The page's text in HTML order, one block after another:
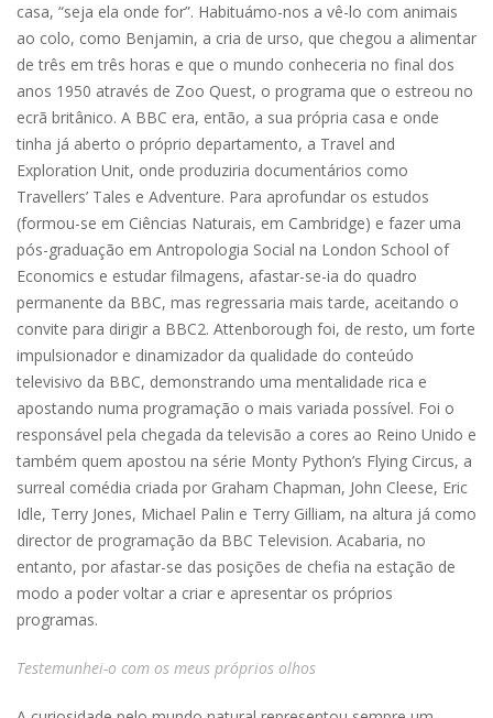
casa, “seja ela onde for”. Habituámo-nos a vê-lo com animais
ao colo, como Benjamin, a cria de urso, que chegou a alimentar
de três em três horas e que o mundo conheceria no final dos
anos 1950 através de Zoo Quest, o programa que o estreou no
ecrã britânico. A BBC era, então, a sua própria casa e onde
tinha já aberto o próprio departamento, a Travel and
Exploration Unit, onde produziria documentários como
Travellers’ Tales e Adventure. Para aprofundar os estudos
(formou-se em Ciências Naturais, em Cambridge) e fazer uma
pós-graduação em Antropologia Social na London School of
Economics e estudar filmagens, afastar-se-ia do quadro
permanente da BBC, mas regressaria mais tarde, aceitando o
convite para dirigir a BBC2. Attenborough foi, de resto, um forte
impulsionador e dinamizador da qualidade do conteúdo
televisivo da BBC, demonstrando uma mentalidade rica e
apostando numa programação o mais variada possível. Foi o
responsável pela chegada da televisão a cores ao Reino Unido e
também quem apostou na série Monty Python’s Flying Circus, a
surreal comédia criada por Graham Chapman, John Cleese, Eric
Idle, Terry Jones, Michael Palin e Terry Gilliam, na altura já como
director de programação da BBC Television. Acabaria, no
entanto, por afastar-se das posições de chefia na estação de
modo a poder voltar a criar e apresentar os próprios
programas.
Testemunhei-o com os meus próprios olhos